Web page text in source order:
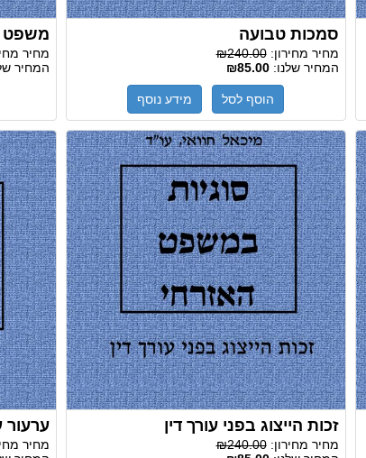
סמכות טבועה
מחיר מחירון:₪240.00
המחיר שלנו:₪85.00
הוסף לסל מידע נוסף
משפט
מחיר
המחיר
זכות הייצוג בפני עורך דין
מחיר מחירון:₪240.00
ערעור
מחיר